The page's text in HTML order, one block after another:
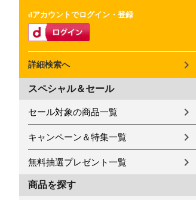
dアカウントでログイン・登録
詳細検索へ
スペシャル＆セール
セール対象の商品一覧
キャンペーン＆特集一覧
無料抽選プレゼント一覧
商品を探す